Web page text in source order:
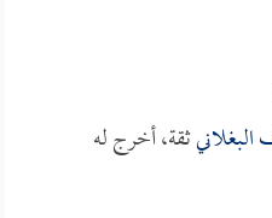
ثقة، أخرج له